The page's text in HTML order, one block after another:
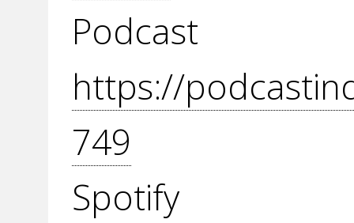
https://
749